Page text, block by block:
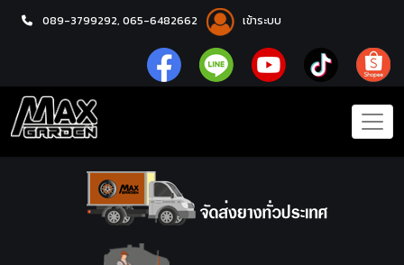
089-3799292, 065-6482662 เข้าระบบ
หน้าแรก